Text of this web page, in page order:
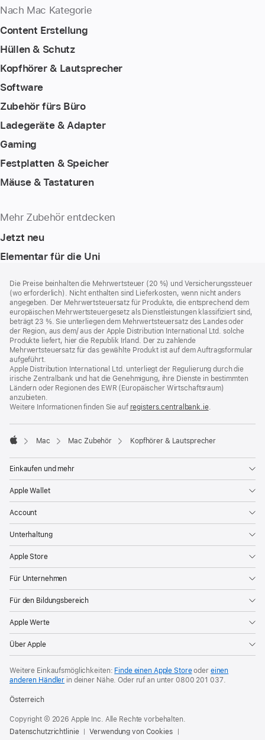
Nach Mac Kategorie
Content Erstellung
Hüllen & Schutz
Kopfhörer & Lautsprecher
Software
Zubehör fürs Büro
Ladegeräte & Adapter
Gaming
Festplatten & Speicher
Mäuse & Tastaturen
Mehr Zubehör entdecken
Jetzt neu
Elementar für die Uni
Die Preise beinhalten die Mehrwertsteuer (20 %) und Versicherungssteuer
(wo erforderlich). Nicht enthalten sind Lieferkosten, wenn nicht anders
angegeben. Der Mehrwertsteuersatz für Produkte, die entsprechend dem
europäischen Mehrwertsteuergesetz als Dienstleistungen klassifiziert sind,
beträgt 23 %. Sie unterliegen dem Mehrwertsteuersatz des Landes oder
der Region, aus dem/ aus der Apple Distribution International Ltd. solche
Produkte liefert, hier die Republik Irland. Der zu zahlende
Mehrwertsteuersatz für das gewählte Produkt ist auf dem Auftragsformular
aufgeführt.
Apple Distribution International Ltd. unterliegt der Regulierung durch die
irische Zentralbank und hat die Genehmigung, ihre Dienste in bestimmten
Ländern oder Regionen des EWR (Europäischer Wirtschaftsraum)
anzubieten.
Weitere Informationen finden Sie auf registers.centralbank.ie(Öffnet
neues
.
Mac Mac Zubehör Kopfhörer & Lautsprecher
Einkaufen und mehr
Apple Wallet
Account
Unterhaltung
Apple Store
Für Unternehmen
Für den Bildungsbereich
Apple Werte
Über Apple
Weitere Einkaufsmöglichkeiten: Finde einen Apple Storeoder einen
anderen Händler in deiner Nähe. Oder ruf an unter0800 201 037.
Österreich
Copyright © 2026 Apple Inc. Alle Rechte vorbehalten.
Datenschutzrichtlinie
Verwendung von Cookies